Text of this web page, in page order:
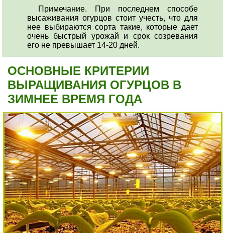
Примечание. При последнем способе
высаживания огурцов стоит учесть, что для
нее выбираются сорта такие, которые дает
очень быстрый урожай и срок созревания
его не превышает 14-20 дней.
ОСНОВНЫЕ КРИТЕРИИ
ВЫРАЩИВАНИЯ ОГУРЦОВ В
ЗИМНЕЕ ВРЕМЯ ГОДА